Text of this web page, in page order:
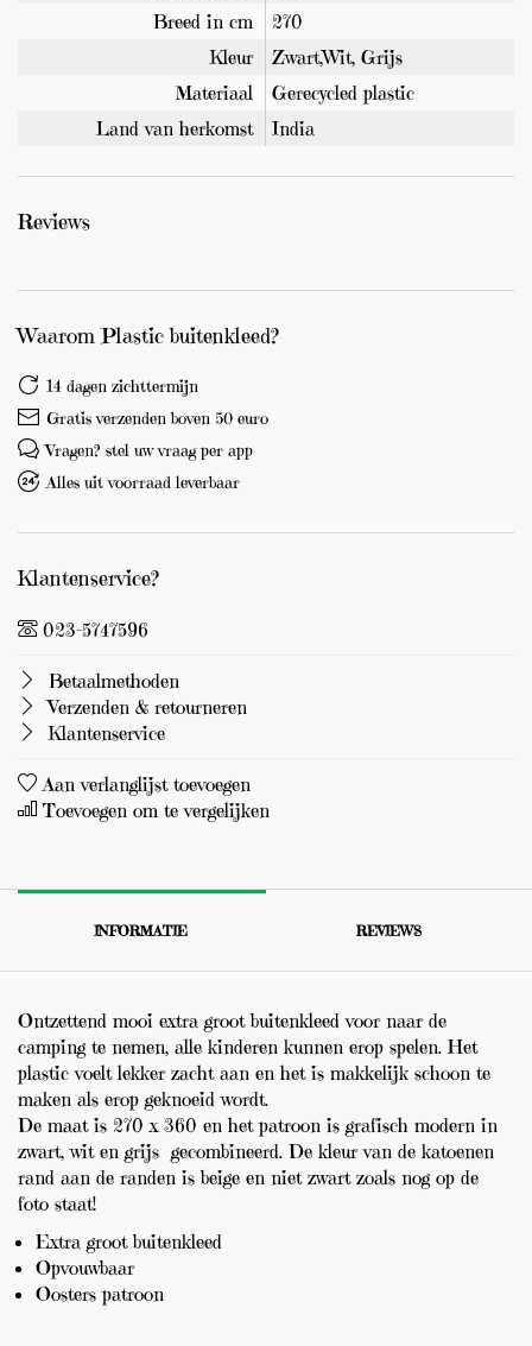
Breed in cm
270
Kleur
Zwart,Wit, Grijs
Materiaal
Gerecycled plastic
Land van herkomst
India
Reviews
Waarom Plastic buitenkleed?
14 dagen zichttermijn
Gratis verzenden boven 50 euro
Vragen? stel uw vraag per app
Alles uit voorraad leverbaar
Klantenservice?
023-5747596
Betaalmethoden
Verzenden & retourneren
Klantenservice
Aan verlanglijst toevoegen
Toevoegen om te vergelijken
INFORMATIE REVIEWS
Ontzettend mooi extra groot buitenkleed voor naar de
camping te nemen, alle kinderen kunnen erop spelen. Het
plastic voelt lekker zacht aan en het is makkelijk schoon te
maken als erop geknoeid wordt.
De maat is 270 x 360 en het patroon is grafisch modern in
zwart, wit en grijs gecombineerd. De kleur van de katoenen
rand aan de randen is beige en niet zwart zoals nog op de
foto staat!
Extra groot buitenkleed
Opvouwbaar
Oosters patroon